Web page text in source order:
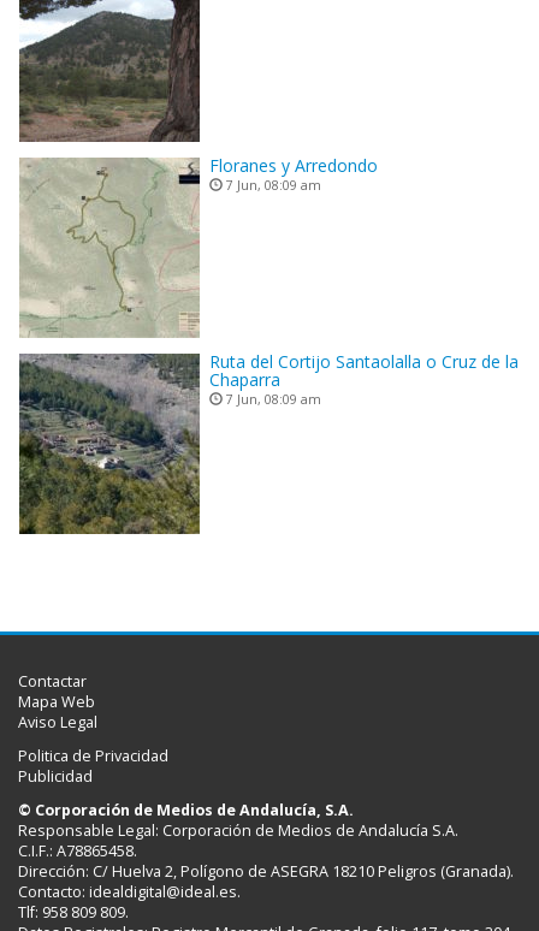
Floranes y Arredondo
7 Jun, 08:09 am
Ruta del Cortijo Santaolalla o Cruz de la
Chaparra
7 Jun, 08:09 am
Contactar
Mapa Web
Aviso Legal
Politica de Privacidad
Publicidad
© Corporación de Medios de Andalucía, S.A.
Responsable Legal: Corporación de Medios de Andalucía S.A.
C.I.F.: A78865458.
Dirección: C/ Huelva 2, Polígono de ASEGRA 18210 Peligros (Granada).
Contacto: idealdigital@ideal.es.
Tlf: 958 809 809.